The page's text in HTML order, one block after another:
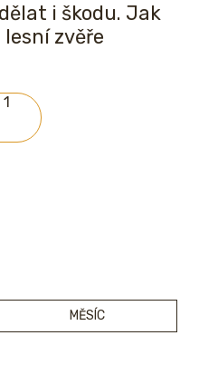
i škodu. Jak
zvěře
MĚSÍC